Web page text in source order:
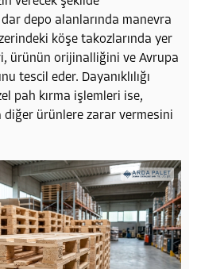
depo alanlarında manevra
köşe takozlarında yer
ürünün orijinalliğini ve Avrupa
tescil eder. Dayanıklılığı
pah kırma işlemleri ise,
diğer ürünlere zarar vermesini